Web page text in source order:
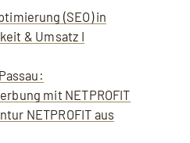
(SEO) in
& Umsatz I
mit NETPROFIT
NETPROFIT aus